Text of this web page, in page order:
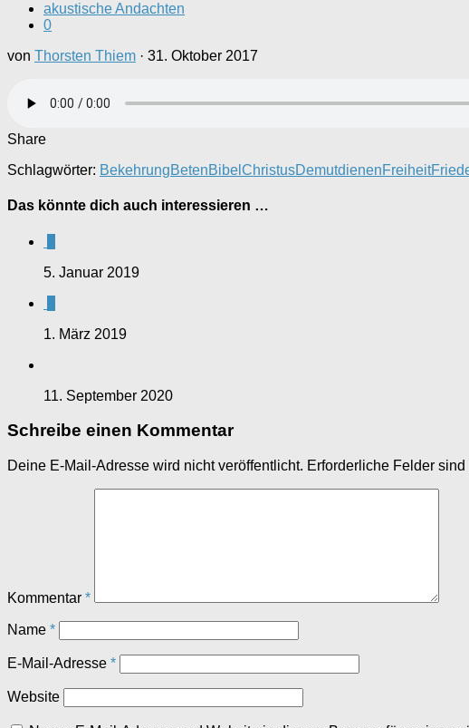
akustische Andachten
0
von Thorsten Thiem · 31. Oktober 2017
Share
Schlagwörter: BekehrungBetenBibel ChristusDemutdienenFreiheit
Das könnte dich auch interessieren …
5. Januar 2019
1. März 2019
11. September 2020
Schreibe einen Kommentar
Deine E-Mail-Adresse wird nicht veröffentlicht. Erforderliche Felder sind
Kommentar *
Name *
E-Mail-Adresse *
Website